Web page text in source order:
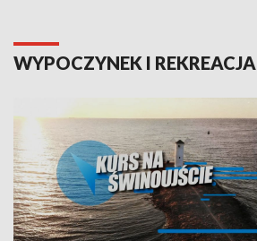
WYPOCZYNEK I REKREACJA